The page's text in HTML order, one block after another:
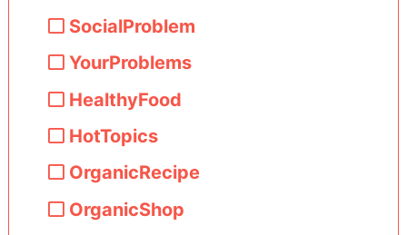
SocialProblem
YourProblems
HealthyFood
HotTopics
OrganicRecipe
OrganicShop